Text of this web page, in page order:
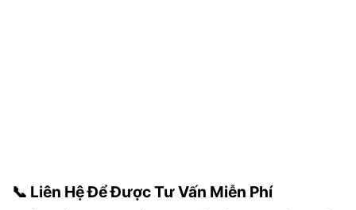
📞 Liên Hệ Để Được Tư Vấn Miễn Phí